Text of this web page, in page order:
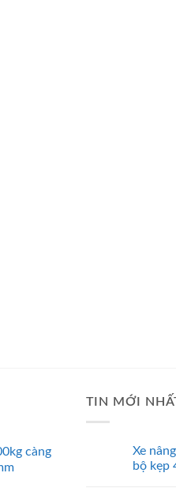
càng
TIN MỚI
Xe
bộ kẹp